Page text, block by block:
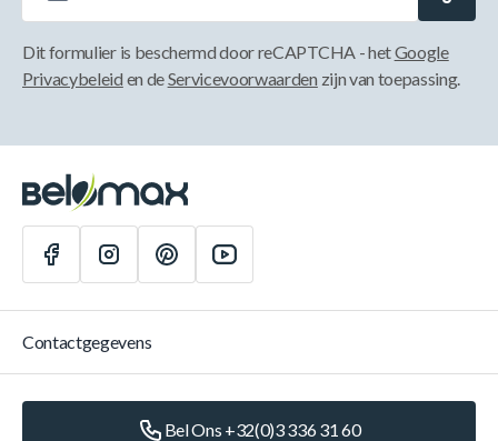
Dit formulier is beschermd door reCAPTCHA - hetGoogle
Privacybeleid en deServicevoorwaarden zijn van toepassing.
Contactgegevens
Bel Ons +32(0)3 336 31 60